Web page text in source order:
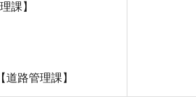
課】
路管理課】